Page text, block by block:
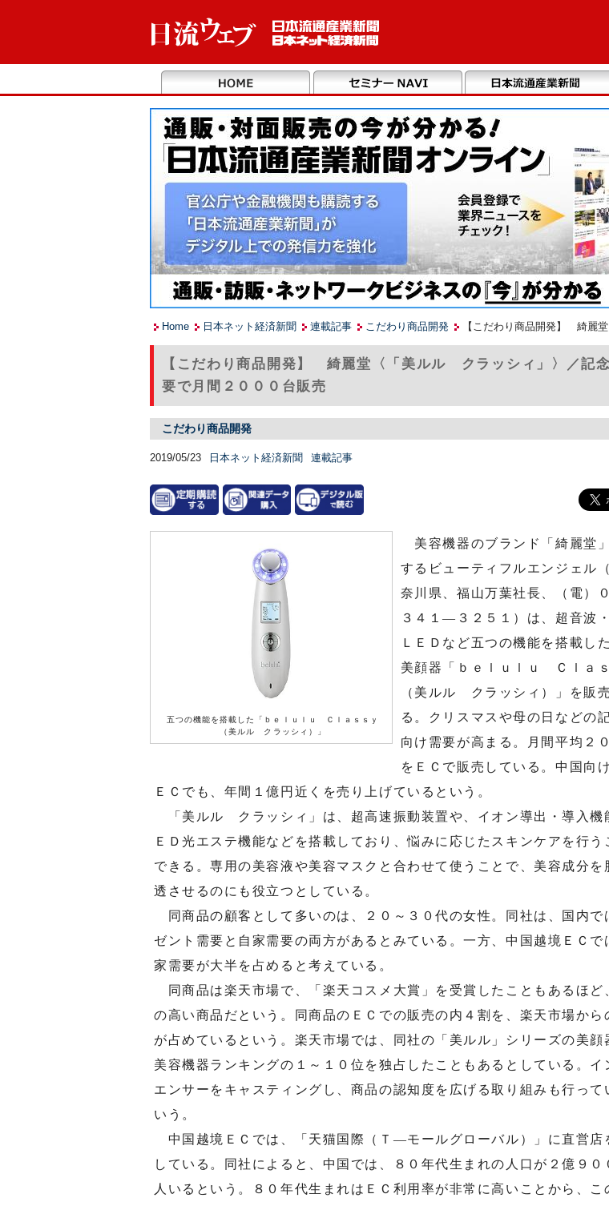
Home 日本ネット経済新聞 連載記事 こだわり商品開発 【こだわり商品開発】 綺麗
【こだわり商品開発】 綺麗堂〈「美ルル クラッシィ」〉／記
要で月間２０００台販売
こだわり商品開発
2019/05/23 日本ネット経済新聞 連載記事
五つの機能を搭載した「ｂｅｌｕｌｕ Ｃｌａｓｓｙ
（美ルル クラッシィ）」
美容機器のブランド「綺麗堂
するビューティフルエンジェル
奈川県、福山万葉社長、（電）
３４１―３２５１）は、超音波・
ＬＥＤなど五つの機能を搭載し
美顔器「ｂｅｌｕｌｕ Ｃｌａ
（美ルル クラッシィ）」を販
る。クリスマスや母の日などの
向け需要が高まる。月間平均２
をＥＣで販売している。中国向
ＥＣでも、年間１億円近くを売り上げているという。
「美ルル クラッシィ」は、超高速振動装置や、イオン導出・導入機
ＥＤ光エステ機能などを搭載しており、悩みに応じたスキンケアを行う
できる。専用の美容液や美容マスクと合わせて使うことで、美容成分を
透させるのにも役立つとしている。
同商品の顧客として多いのは、２０～３０代の女性。同社は、国内で
ゼント需要と自家需要の両方があるとみている。一方、中国越境ＥＣで
家需要が大半を占めると考えている。
同商品は楽天市場で、「楽天コスメ大賞」を受賞したこともあるほど
の高い商品だという。同商品のＥＣでの販売の内４割を、楽天市場から
が占めているという。楽天市場では、同社の「美ルル」シリーズの美顔
美容機器ランキングの１～１０位を独占したこともあるとしている。イ
エンサーをキャスティングし、商品の認知度を広げる取り組みも行って
いう。
中国越境ＥＣでは、「天猫国際（Ｔ―モールグローバル）」に直営店
している。同社によると、中国では、８０年代生まれの人口が２億９０
人いるという。８０年代生まれはＥＣ利用率が非常に高いことから、こ